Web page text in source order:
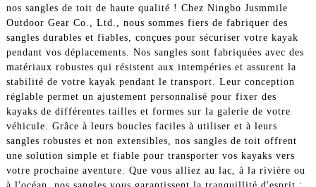
nos sangles de toit de haute qualité ! Chez Ningbo Jusmmile
Outdoor Gear Co., Ltd., nous sommes fiers de fabriquer des
sangles durables et fiables, conçues pour sécuriser votre kayak
pendant vos déplacements. Nos sangles sont fabriquées avec des
matériaux robustes qui résistent aux intempéries et assurent la
stabilité de votre kayak pendant le transport. Leur conception
réglable permet un ajustement personnalisé pour fixer des
kayaks de différentes tailles et formes sur la galerie de votre
véhicule. Grâce à leurs boucles faciles à utiliser et à leurs
sangles robustes et non extensibles, nos sangles de toit offrent
une solution simple et fiable pour transporter vos kayaks vers
votre prochaine aventure. Que vous alliez au lac, à la rivière ou